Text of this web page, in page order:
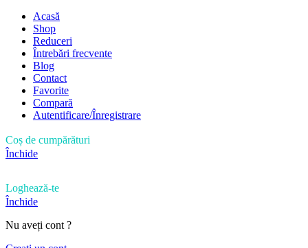
Acasă
Shop
Reduceri
Întrebări frecvente
Blog
Contact
Favorite
Compară
Autentificare/Înregistrare
Coș de cumpărături
Închide
Loghează-te
Închide
Nu aveți cont ?